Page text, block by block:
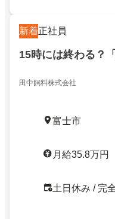
新着正社員
15時には終わる？
田中飼料株式会社
富士市
月給35.8万円
土日休み / 完